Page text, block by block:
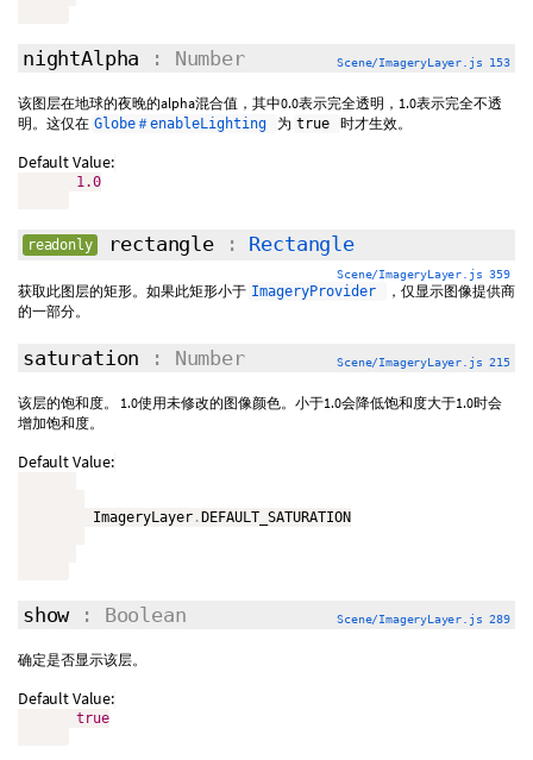
nightAlpha : Number Scene/ImageryLayer.js 153
该图层在地球的夜晚的alpha混合值，其中0.0表示完全透明，1.0表示完全不透
明。这仅在 Globe＃enableLighting 为 true 时才生效。
Default Value:
1.0
readonly rectangle : Rectangle
Scene/ImageryLayer.js 359
获取此图层的矩形。如果此矩形小于 ImageryProvider
，仅显示图像提供商
的一部分。
saturation : Number Scene/ImageryLayer.js 215
该层的饱和度。 1.0使用未修改的图像颜色。小于1.0会降低饱和度大于1.0时会
增加饱和度。
Default Value:
         ImageryLayer
. DEFAULT_SATURATION
show : Boolean Scene/ImageryLayer.js 289
确定是否显示该层。
Default Value:
true